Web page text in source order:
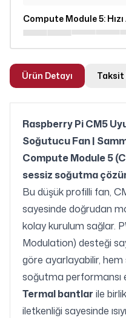
Compute Module 5:
Ürün Detayı Taksit
Raspberry Pi CM5
Soğutucu Fan |
Compute Module 5
sessiz soğutma
Bu düşük profilli fan,
sayesinde doğrudan
kolay kurulum sağlar.
Modulation) desteği
göre ayarlayabilir,
soğutma performansı
Termal bantlar ile
iletkenliği sayesinde